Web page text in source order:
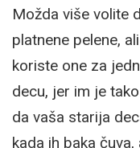
Možda više volite
platnene pelene,
koriste one za
decu, jer im je
da vaša starija
kada ih baka